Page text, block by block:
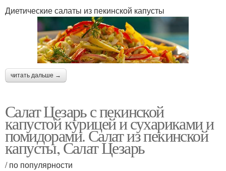
Диетические салаты из пекинской капусты
читать дальше →
Салат Цезарь с пекинской
капустой курицей и сухариками и
помидорами. Салат из пекинской
капусты, Салат Цезарь
/ по популярности